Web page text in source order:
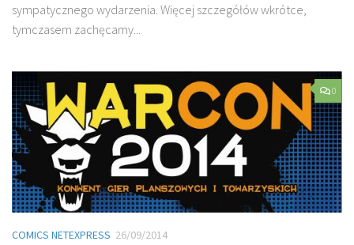
sympatycznego wydarzenia. Więcej szczegółów wkrótce,
tymczasem zachęcamy...
0
COMICS NETEXPRESS 26/09/2014